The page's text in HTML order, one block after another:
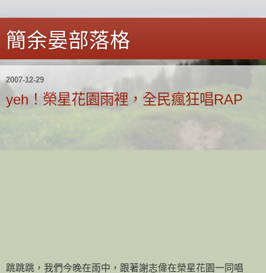
簡余晏部落格
2007-12-29
yeh！榮星花園雨裡，全民瘋狂唱RAP
跳跳跳，我們今晚在雨中，跟著謝志偉在榮星花園一同唱